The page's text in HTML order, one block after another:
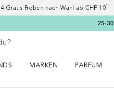
Gratis-Proben nach Wahl ab CHF 10¹
25-
MARKEN
PARFUM